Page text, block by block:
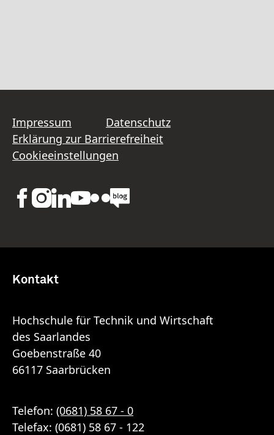
Impressum
Datenschutz
Erklärung zur Barrierefreiheit
Cookieeinstellungen
Kontakt
Hochschule für Technik und Wirtschaft
des Saarlandes
Goebenstraße 40
66117 Saarbrücken
Telefon: (0681) 58 67 - 0
Telefax: (0681) 58 67 - 122